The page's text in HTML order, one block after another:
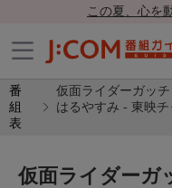
この夏、心を
番
組
表
仮面ライダーガッ
はるやすみ - 東映
仮面ライダーガ